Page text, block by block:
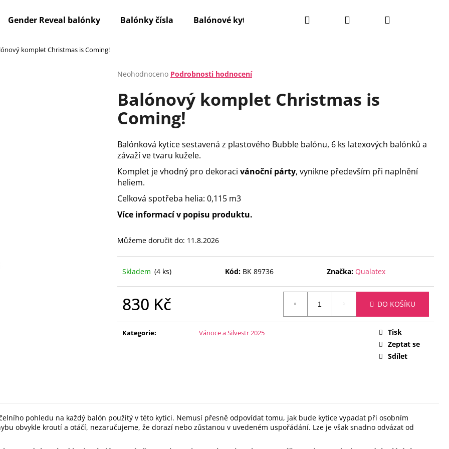
Gender Reveal balónky Balónky čísla Balónové kytice Narozeninové balónky Svatební
Hledat PřihlášeníNákupní
komplet Christmas is Coming!
Průměrné
produktu
je
0,0
z
hvězdiček.
Neohodnoceno Podrobnosti hodnocení
Balónový komplet Christmas is
Coming!
Balónková kytice sestavená z plastového Bubble balónu, 6 ks latexových balónků a
závaží ve tvaru kužele.
Komplet je vhodný pro dekoraci vánoční párty, vynikne především při naplnění
heliem.
Celková spotřeba helia: 0,115 m3
Více informací v popisu produktu.
Můžeme doručit do: 11.8.2026
Skladem (4 ks) Kód: BK 89736 Značka: Qualatex
830 Kč DO KOŠÍKU
Kategorie: Vánoce a Silvestr 2025
Tisk
Zeptat se
Sdílet
pohledu na každý balón použitý v této kytici. Nemusí přesně odpovídat tomu, jak bude kytice vypadat při osobním
obvykle kroutí a otáčí, nezaručujeme, že dorazí nebo zůstanou v uvedeném uspořádání. Lze je však snadno odvázat od
Co potřebujete najít?
HLEDAT
CM